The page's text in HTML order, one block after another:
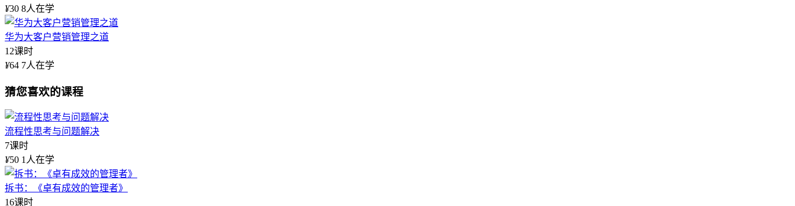
¥30 8人在学
华为大客户营销管理之道
12课时
¥64 7人在学
猜您喜欢的课程
流程性思考与问题解决
7课时
¥50 1人在学
拆书：《卓有成效的管理者》
16课时